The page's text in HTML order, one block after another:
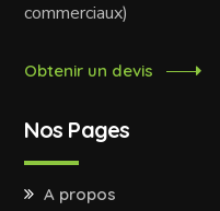
commerciaux)
Obtenir un devis
Nos Pages
A propos